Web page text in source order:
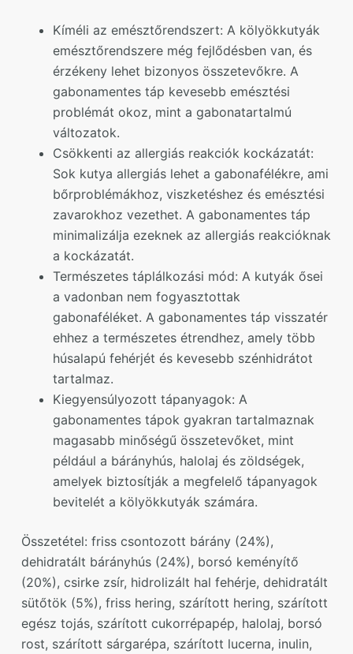
Kíméli az emésztőrendszert: A kölyökkutyák
emésztőrendszere még fejlődésben van, és
érzékeny lehet bizonyos összetevőkre. A
gabonamentes táp kevesebb emésztési
problémát okoz, mint a gabonatartalmú
változatok.
Csökkenti az allergiás reakciók kockázatát:
Sok kutya allergiás lehet a gabonafélékre, ami
bőrproblémákhoz, viszketéshez és emésztési
zavarokhoz vezethet. A gabonamentes táp
minimalizálja ezeknek az allergiás reakcióknak
a kockázatát.
Természetes táplálkozási mód: A kutyák ősei
a vadonban nem fogyasztottak
gabonaféléket. A gabonamentes táp visszatér
ehhez a természetes étrendhez, amely több
húsalapú fehérjét és kevesebb szénhidrátot
tartalmaz.
Kiegyensúlyozott tápanyagok: A
gabonamentes tápok gyakran tartalmaznak
magasabb minőségű összetevőket, mint
például a bárányhús, halolaj és zöldségek,
amelyek biztosítják a megfelelő tápanyagok
bevitelét a kölyökkutyák számára.
Összetétel: friss csontozott bárány (24%),
dehidratált bárányhús (24%), borsó keményítő
(20%), csirke zsír, hidrolizált hal fehérje, dehidratált
sütőtök (5%), friss hering, szárított hering, szárított
egész tojás, szárított cukorrépapép, halolaj, borsó
rost, szárított sárgarépa, szárított lucerna, inulin,